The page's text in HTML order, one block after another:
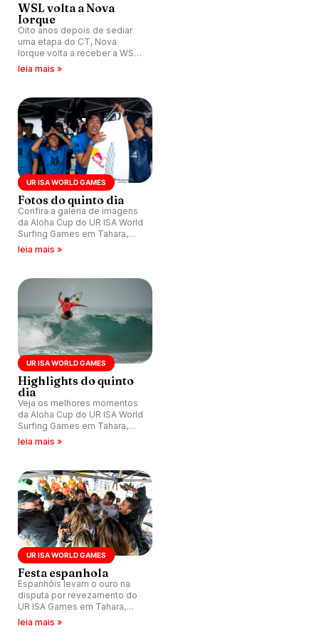
WSL volta a Nova
Iorque
Oito anos depois de sediar
uma etapa do CT, Nova
Iorque volta a receber a WSL,
desta vez para o Mundial de
leia mais »
UR ISA WORLD GAMES
Fotos do quinto dia
Confira a galeria de imagens
da Aloha Cup do UR ISA World
Surfing Games em Tahara,
Japão.
leia mais »
UR ISA WORLD GAMES
Highlights do quinto
dia
Veja os melhores momentos
da Aloha Cup do UR ISA World
Surfing Games em Tahara,
Japão.
leia mais »
UR ISA WORLD GAMES
Festa espanhola
Espanhóis levam o ouro na
disputa por revezamento do
UR ISA Games em Tahara,
Japão.
leia mais »